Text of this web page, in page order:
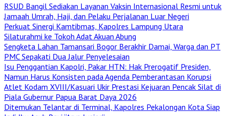
RSUD Bangil Sediakan Layanan Vaksin Internasional Resmi untuk
Jamaah Umrah, Haji, dan Pelaku Perjalanan Luar Negeri
Perkuat Sinergi Kamtibmas, Kapolres Lampung Utara
Silaturahmi ke Tokoh Adat Akuan Abung
Sengketa Lahan Tamansari Bogor Berakhir Damai, Warga dan PT
PMC Sepakati Dua Jalur Penyelesaian
Isu Penggantian Kapolri, Pakar HTN: Hak Prerogatif Presiden,
Namun Harus Konsisten pada Agenda Pemberantasan Korupsi
Atlet Kodam XVIII/Kasuari Ukir Prestasi Kejuaran Pencak Silat di
Piala Gubernur Papua Barat Daya 2026
Ditemukan Telantar di Terminal, Kapolres Pekalongan Kota Siap